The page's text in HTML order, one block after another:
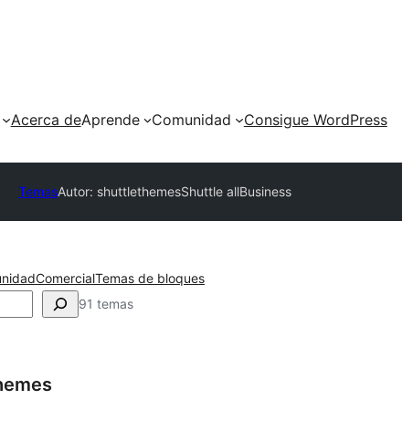
Acerca deAprende Comunidad
Consigue WordPress
TemasAutor: shuttlethemesShuttle allBusiness
ComercialTemas de bloques
91 temas